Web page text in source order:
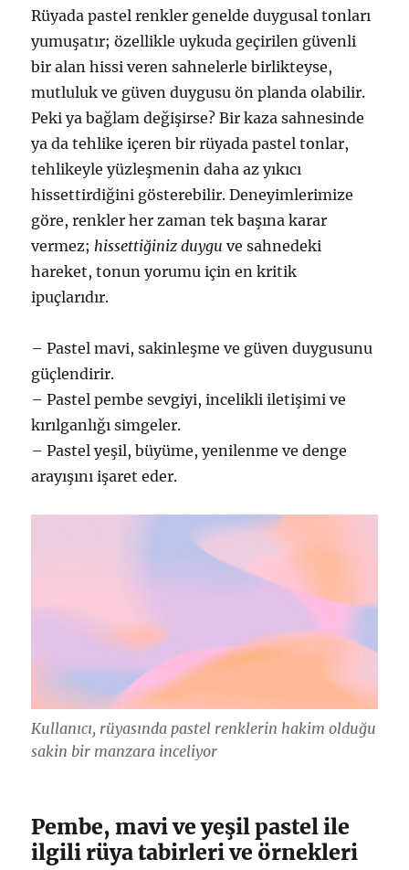
Rüyada pastel renkler genelde duygusal tonları
yumuşatır; özellikle uykuda geçirilen güvenli
bir alan hissi veren sahnelerle birlikteyse,
mutluluk ve güven duygusu ön planda olabilir.
Peki ya bağlam değişirse? Bir kaza sahnesinde
ya da tehlike içeren bir rüyada pastel tonlar,
tehlikeyle yüzleşmenin daha az yıkıcı
hissettirdiğini gösterebilir. Deneyimlerimize
göre, renkler her zaman tek başına karar
vermez; hissettiğiniz duygu ve sahnedeki
hareket, tonun yorumu için en kritik
ipuçlarıdır.
– Pastel mavi, sakinleşme ve güven duygusunu
güçlendirir.
– Pastel pembe sevgiyi, incelikli iletişimi ve
kırılganlığı simgeler.
– Pastel yeşil, büyüme, yenilenme ve denge
arayışını işaret eder.
Kullanıcı, rüyasında pastel renklerin hakim olduğu
sakin bir manzara inceliyor
Pembe, mavi ve yeşil pastel ile
ilgili rüya tabirleri ve örnekleri